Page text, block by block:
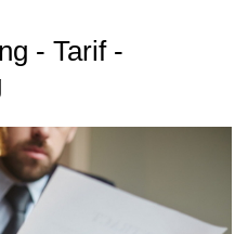
- Tarif -